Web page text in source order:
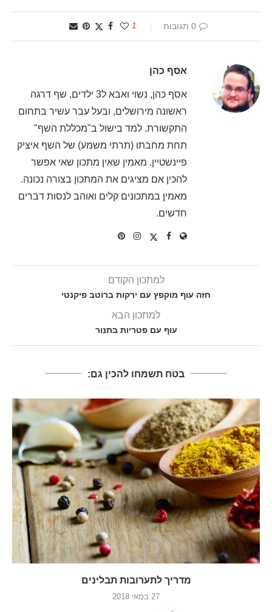
0 תגובות 1
אסף כהן
אסף כהן, נשוי ואבא ל3 ילדים, שף דרגה
ראשונה מירושלים, ובעל עבר עשיר בתחום
התקשורת. למד בישול ב"מכללת השף"
תחת מחבתו (תרתי משמע) של השף איציק
פיינשטיין. מאמין שאין מתכון שאי אפשר
להכין אם מציגים את המתכון בצורה נכונה.
מאמין במתכונים קלים ואוהב לנסות דברים
חדשים.
למתכון הקודם
חזה עוף מוקפץ עם ירקות ברוטב פיקנטי
למתכון הבא
עוף עם פטריות בתנור
בטח תשמחו להכין גם:
מדריך לתערובות תבלינים
27 במאי 2018